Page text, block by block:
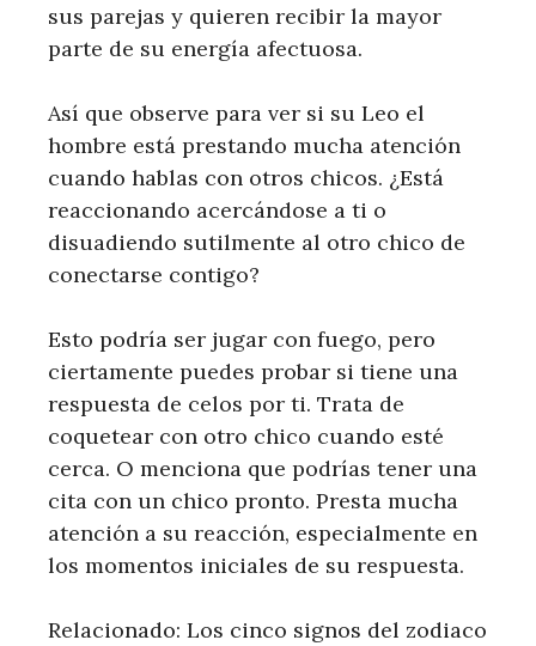
sus parejas y quieren recibir la mayor
parte de su energía afectuosa.
Así que observe para ver si su Leo el
hombre está prestando mucha atención
cuando hablas con otros chicos. ¿Está
reaccionando acercándose a ti o
disuadiendo sutilmente al otro chico de
conectarse contigo?
Esto podría ser jugar con fuego, pero
ciertamente puedes probar si tiene una
respuesta de celos por ti. Trata de
coquetear con otro chico cuando esté
cerca. O menciona que podrías tener una
cita con un chico pronto. Presta mucha
atención a su reacción, especialmente en
los momentos iniciales de su respuesta.
Relacionado: Los cinco signos del zodiaco